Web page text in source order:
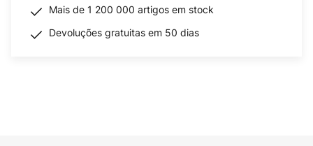
Mais de 1 200 000 artigos em stock
Devoluções gratuitas em 50 dias